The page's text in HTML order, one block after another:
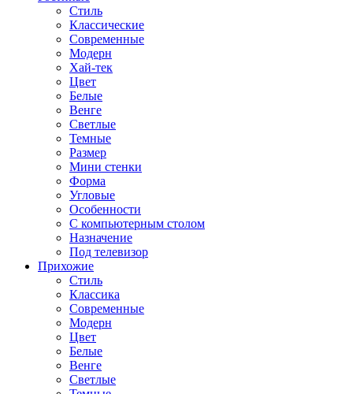
Стиль
Классические
Современные
Модерн
Хай-тек
Цвет
Белые
Венге
Светлые
Темные
Размер
Мини стенки
Форма
Угловые
Особенности
С компьютерным столом
Назначение
Под телевизор
Прихожие
Стиль
Классика
Современные
Модерн
Цвет
Белые
Венге
Светлые